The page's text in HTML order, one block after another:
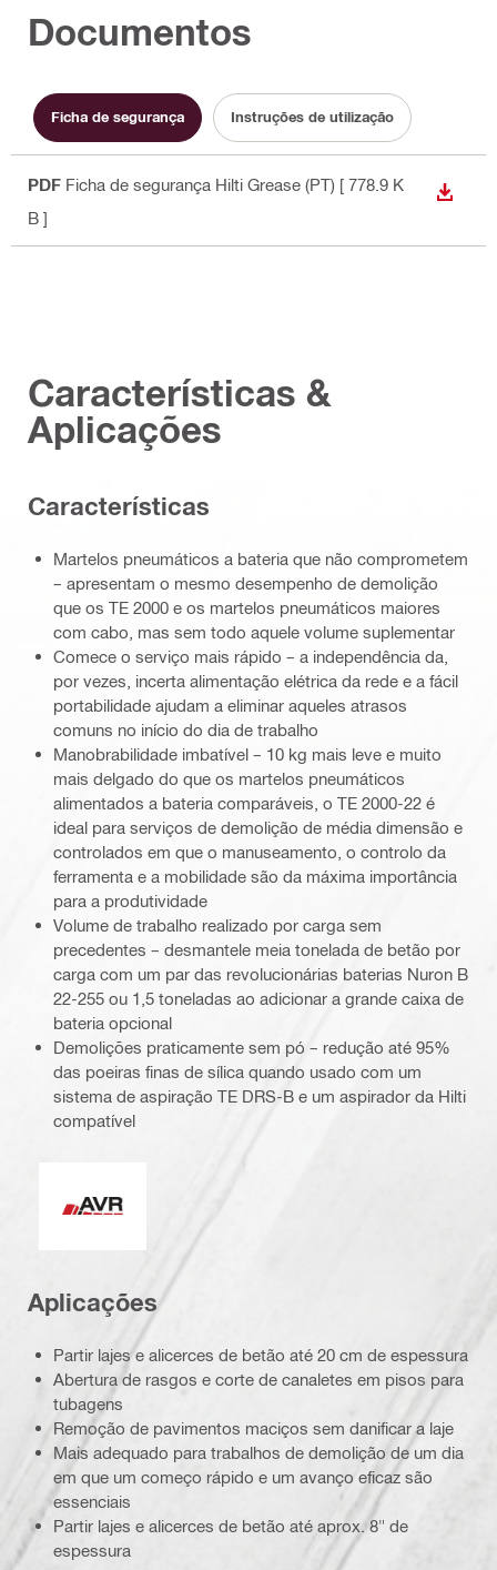
Documentos
Ficha de segurança Instruções de utilização
PDF Ficha de segurança Hilti Grease (PT) [ 778.9 K
B ]
Características &
Aplicações
Características
Martelos pneumáticos a bateria que não comprometem
– apresentam o mesmo desempenho de demolição
que os TE 2000 e os martelos pneumáticos maiores
com cabo, mas sem todo aquele volume suplementar
Comece o serviço mais rápido – a independência da,
por vezes, incerta alimentação elétrica da rede e a fácil
portabilidade ajudam a eliminar aqueles atrasos
comuns no início do dia de trabalho
Manobrabilidade imbatível – 10 kg mais leve e muito
mais delgado do que os martelos pneumáticos
alimentados a bateria comparáveis, o TE 2000-22 é
ideal para serviços de demolição de média dimensão e
controlados em que o manuseamento, o controlo da
ferramenta e a mobilidade são da máxima importância
para a produtividade
Volume de trabalho realizado por carga sem
precedentes – desmantele meia tonelada de betão por
carga com um par das revolucionárias baterias Nuron B
22-255 ou 1,5 toneladas ao adicionar a grande caixa de
bateria opcional
Demolições praticamente sem pó – redução até 95%
das poeiras finas de sílica quando usado com um
sistema de aspiração TE DRS-B e um aspirador da Hilti
compatível
Aplicações
Partir lajes e alicerces de betão até 20 cm de espessura
Abertura de rasgos e corte de canaletes em pisos para
tubagens
Remoção de pavimentos maciços sem danificar a laje
Mais adequado para trabalhos de demolição de um dia
em que um começo rápido e um avanço eficaz são
essenciais
Partir lajes e alicerces de betão até aprox. 8" de
espessura